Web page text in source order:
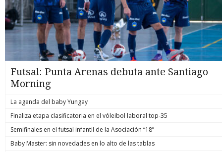
Futsal: Punta Arenas debuta ante Santiago
Morning
La agenda del baby Yungay
Finaliza etapa clasificatoria en el vóleibol laboral top-35
Semifinales en el futsal infantil de la Asociación “18”
Baby Master: sin novedades en lo alto de las tablas